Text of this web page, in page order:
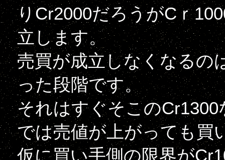
りCr2000だろうがCｒ
立します。
売買が成立しなくなるの
った段階です。
それはすぐそこの
では売値が上がっても買
仮に買い手側の限界が